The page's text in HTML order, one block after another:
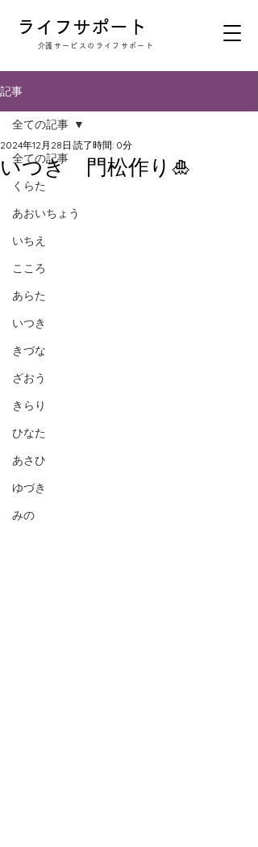
​ライフサポート
​介護サービスのライフサポート
記事
全ての記事
くらた
あおいちょう
いちえ
こころ
あらた
いつき
きづな
ざおう
きらり
ひなた
あさひ
ゆづき
みの
全ての記事
いつき 門松作り🎍
2024年12月28日 読了時間: 0分